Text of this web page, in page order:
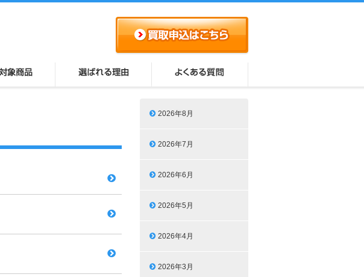
2026年8月
2026年7月
2026年6月
2026年5月
2026年4月
2026年3月